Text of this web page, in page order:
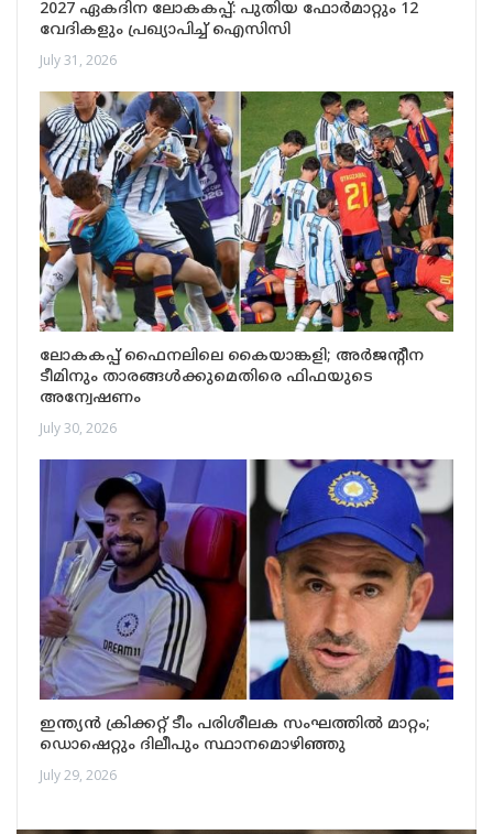
2027 ഏകദിന ലോകകപ്പ്: പുതിയ ഫോർമാറ്റും 12
വേദികളും പ്രഖ്യാപിച്ച് ഐസിസി
July 31, 2026
ലോകകപ്പ് ഫൈനലിലെ കൈയാങ്കളി; അർജന്റീന
ടീമിനും താരങ്ങൾക്കുമെതിരെ ഫിഫയുടെ
അന്വേഷണം
July 30, 2026
ഇന്ത്യൻ ക്രിക്കറ്റ് ടീം പരിശീലക സംഘത്തിൽ മാറ്റം;
ഡൊഷെറ്റും ദിലീപും സ്ഥാനമൊഴിഞ്ഞു
July 29, 2026